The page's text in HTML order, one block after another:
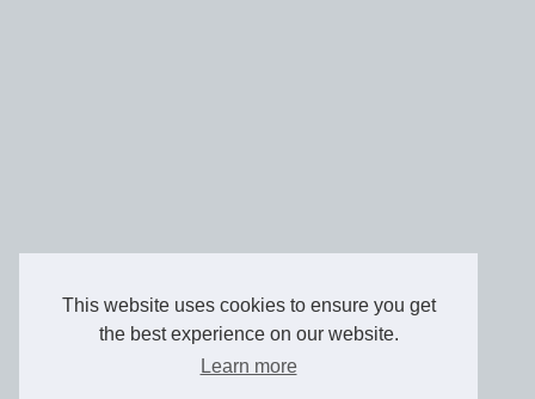
This website uses cookies to ensure you get
the best experience on our website.
Learn more